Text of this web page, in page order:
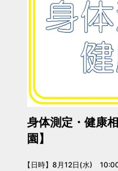
身体測定・健康
園】
【日時】8月12日(水)